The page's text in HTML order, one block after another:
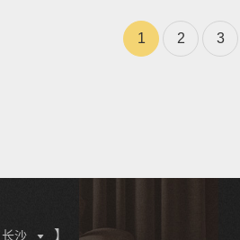
1 2 3
长沙  】